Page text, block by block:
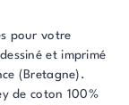
pour votre
dessiné et imprimé
(Bretagne).
de coton 100%